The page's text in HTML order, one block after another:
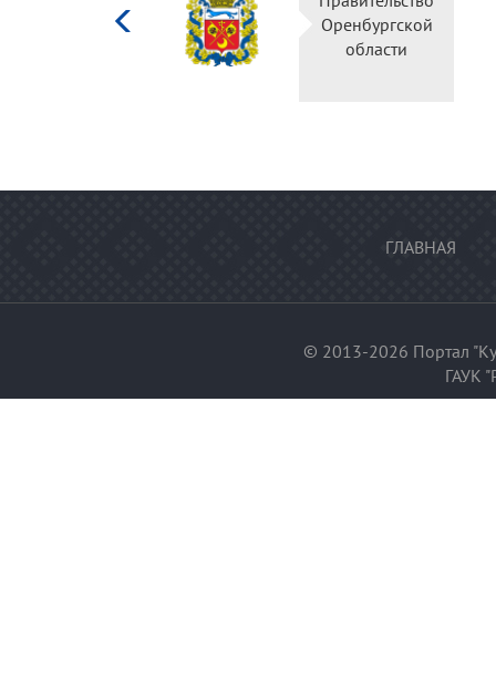
культуры
Российской
федерации
ГЛАВНАЯ
© 2013-2026 Портал
ГАУК